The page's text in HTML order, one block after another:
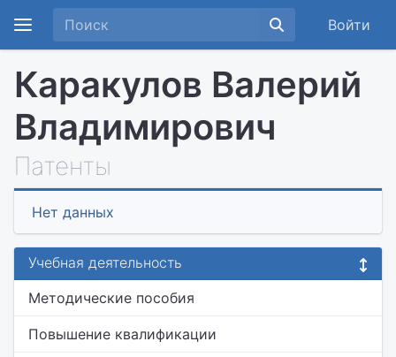
Войти
Каракулов Валерий
Владимирович
Патенты
Нет данных
Учебная деятельность
Методические пособия
Повышение квалификации